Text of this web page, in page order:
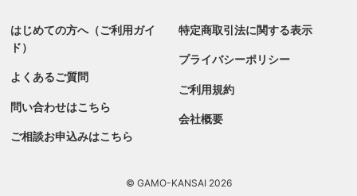
はじめての方へ（ご利用ガイ
ド）
よくあるご質問
問い合わせはこちら
ご相談お申込みはこちら
特定商取引法に関する表示
プライバシーポリシー
ご利用規約
会社概要
© GAMO-KANSAI 2026